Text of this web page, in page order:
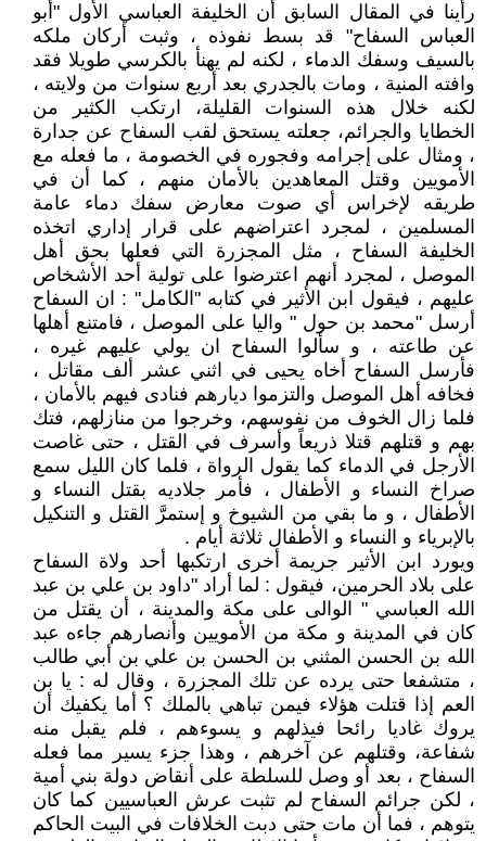
رأينا في المقال السابق أن الخليفة العباسي الأول "أبو
العباس السفاح" قد بسط نفوذه ، وثبت أركان ملكه
بالسيف وسفك الدماء ، لكنه لم يهنأ بالكرسي طويلا فقد
وافته المنية ، ومات بالجدري بعد أربع سنوات من ولايته ،
لكنه خلال هذه السنوات القليلة، ارتكب الكثير من
الخطايا والجرائم، جعلته يستحق لقب السفاح عن جدارة
، ومثال على إجرامه وفجوره في الخصومة ، ما فعله مع
الأمويين وقتل المعاهدين بالأمان منهم ، كما أن في
طريقه لإخراس أي صوت معارض سفك دماء عامة
المسلمين ، لمجرد اعتراضهم على قرار إداري اتخذه
الخليفة السفاح ، مثل المجزرة التي فعلها بحق أهل
الموصل ، لمجرد أنهم اعترضوا على تولية أحد الأشخاص
عليهم ، فيقول ابن الأثير في كتابه "الكامل" : ان السفاح
أرسل "محمد بن حول " واليا على الموصل ، فامتنع أهلها
عن طاعته ، و سألوا السفاح ان يولي عليهم غيره ،
فأرسل السفاح أخاه يحيى في اثني عشر ألف مقاتل ،
فخافه أهل الموصل والتزموا ديارهم فنادى فيهم بالأمان ،
فلما زال الخوف من نفوسهم، وخرجوا من منازلهم، فتك
بهم و قتلهم قتلا ذريعاً وأسرف في القتل ، حتى غاصت
الأرجل في الدماء كما يقول الرواة ، فلما كان الليل سمع
صراخ النساء و الأطفال ، فأمر جلاديه بقتل النساء و
الأطفال ، و ما بقي من الشيوخ و إستمرَّ القتل و التنكيل
بالإبرياء و النساء و الأطفال ثلاثة أيام .
ويورد ابن الأثير جريمة أخرى ارتكبها أحد ولاة السفاح
على بلاد الحرمين، فيقول : لما أراد "داود بن علي بن عبد
الله العباسي " الوالى على مكة والمدينة ، أن يقتل من
كان في المدينة و مكة من الأمويين وأنصارهم جاءه عبد
الله بن الحسن المثني بن الحسن بن علي بن أبي طالب
، متشفعا حتى يرده عن تلك المجزرة ، وقال له : يا بن
العم إذا قتلت هؤلاء فيمن تباهي بالملك ؟ أما يكفيك أن
يروك غاديا رائحا فيذلهم و يسوءهم ، فلم يقبل منه
شفاعة، وقتلهم عن آخرهم ، وهذا جزء يسير مما فعله
السفاح ، بعد أو وصل للسلطة على أنقاض دولة بني أمية
، لكن جرائم السفاح لم تثبت عرش العباسيين كما كان
يتوهم ، فما أن مات حتى دبت الخلافات في البيت الحاكم